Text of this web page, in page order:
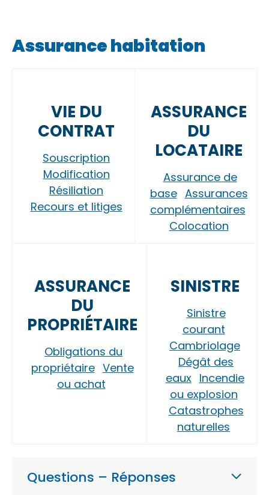
Assurance habitation
VIE DU
CONTRAT
Souscription
Modification
Résiliation
Recours et litiges
ASSURANCE
DU
LOCATAIRE
Assurance de
base Assurances
complémentaires
Colocation
ASSURANCE
DU
PROPRIÉTAIRE
Obligations du
propriétaire Vente
ou achat
SINISTRE
Sinistre
courant
Cambriolage
Dégât des
eaux Incendie
ou explosion
Catastrophes
naturelles
Questions – Réponses